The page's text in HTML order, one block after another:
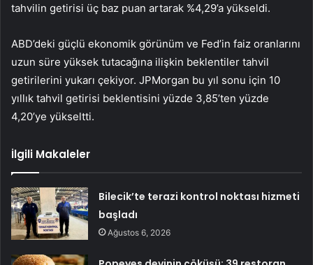
tahvilin getirisi üç baz puan artarak %4,29’a yükseldi.
ABD’deki güçlü ekonomik görünüm ve Fed’in faiz oranlarını
uzun süre yüksek tutacağına ilişkin beklentiler tahvil
getirilerini yukarı çekiyor. JPMorgan bu yıl sonu için 10
yıllık tahvil getirisi beklentisini yüzde 3,85’ten yüzde
4,20’ye yükseltti.
İlgili Makaleler
Bilecik’te terazi kontrol noktası hizmeti
başladı
Ağustos 6, 2026